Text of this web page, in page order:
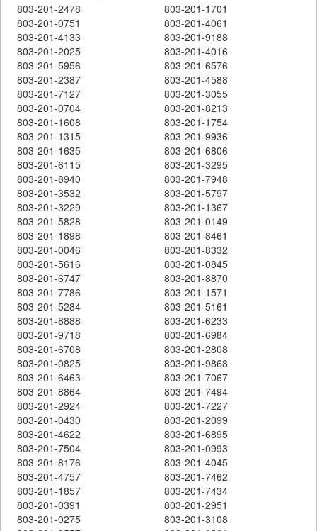
803-201-2478
803-201-1701
803-201-0751
803-201-4061
803-201-4133
803-201-9188
803-201-2025
803-201-4016
803-201-5956
803-201-6576
803-201-2387
803-201-4588
803-201-7127
803-201-3055
803-201-0704
803-201-8213
803-201-1608
803-201-1754
803-201-1315
803-201-9936
803-201-1635
803-201-6806
803-201-6115
803-201-3295
803-201-8940
803-201-7948
803-201-3532
803-201-5797
803-201-3229
803-201-1367
803-201-5828
803-201-0149
803-201-1898
803-201-8461
803-201-0046
803-201-8332
803-201-5616
803-201-0845
803-201-6747
803-201-8870
803-201-7786
803-201-1571
803-201-5284
803-201-5161
803-201-8888
803-201-6233
803-201-9718
803-201-6984
803-201-6708
803-201-2808
803-201-0825
803-201-9868
803-201-6463
803-201-7067
803-201-8864
803-201-7494
803-201-2924
803-201-7227
803-201-0430
803-201-2099
803-201-4622
803-201-6895
803-201-7504
803-201-0993
803-201-8176
803-201-4045
803-201-4757
803-201-7462
803-201-1857
803-201-7434
803-201-0391
803-201-2951
803-201-0275
803-201-3108